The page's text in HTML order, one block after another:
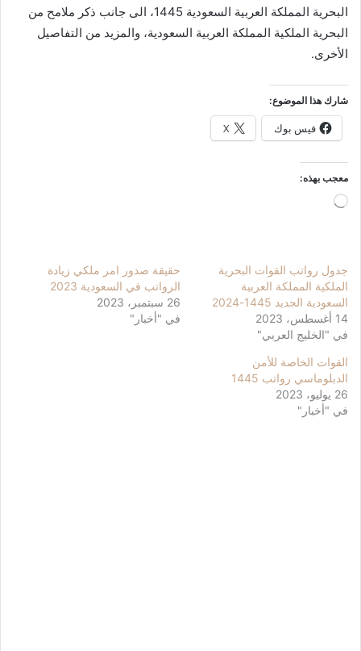
البحرية المملكة العربية السعودية 1445، الى جانب ذكر ملامح من
البحرية الملكية المملكة العربية السعودية، والمزيد من التفاصيل
الأخرى.
شارك هذا الموضوع:
فيس بوك X
معجب بهذه:
جاري
جدول رواتب القوات البحرية
الملكية المملكة العربية
السعودية الجديد 1445-2024
14 أغسطس، 2023
في "الخليج العربي"
حقيقة صدور امر ملكي زيادة
الرواتب في السعودية 2023
26 سبتمبر، 2023
في "أخبار"
القوات الخاصة للأمن
الدبلوماسي رواتب 1445
26 يوليو، 2023
في "أخبار"